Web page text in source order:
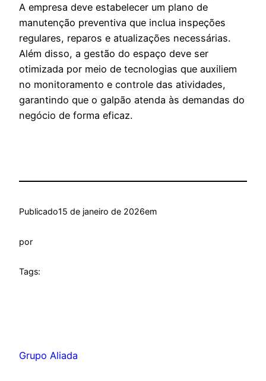
A empresa deve estabelecer um plano de
manutenção preventiva que inclua inspeções
regulares, reparos e atualizações necessárias.
Além disso, a gestão do espaço deve ser
otimizada por meio de tecnologias que auxiliem
no monitoramento e controle das atividades,
garantindo que o galpão atenda às demandas do
negócio de forma eficaz.
Publicado15 de janeiro de 2026em
por
Tags:
Grupo Aliada